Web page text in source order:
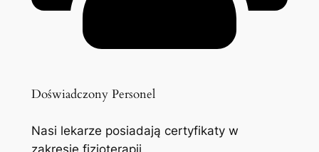
Doświadczony Personel
Nasi lekarze posiadają certyfikaty w
zakresie fizjoterapii